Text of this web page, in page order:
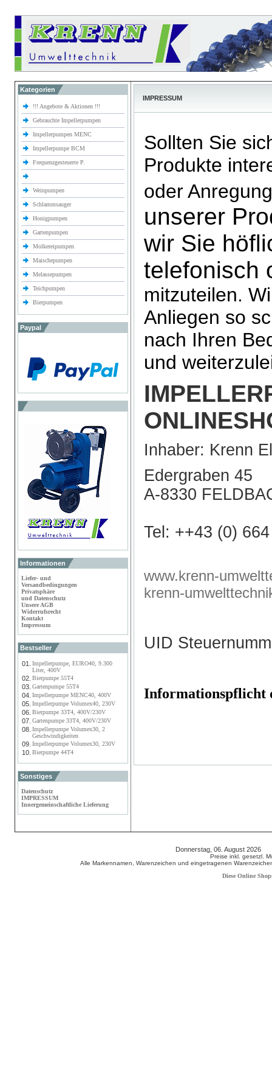
Kategorien
!!! Angebote & Aktionen !!!
Gebrauchte Impellerpumpen
Impellerpumpen MENC
Impellerpumpe BCM
Frequenzgesteuerte P.
Weinpumpen
Schlammsauger
Honigpumpen
Gartenpumpen
Molkereipumpen
Maischepumpen
Melassepumpen
Teichpumpen
Bierpumpen
Paypal
Informationen
Liefer- und
Versandbedingungen
Privatsphäre
und Datenschutz
Unsere AGB
Widerrufsrecht
Kontakt
Impressum
Bestseller
01.
Impellerpumpe, EURO40, 9.300
Liter, 400V
02. Bierpumpe 55T4
03. Gartenpumpe 55T4
04. Impellerpumpe MENC40, 400V
05. Impellerpumpe Volumex40, 230V
06. Bierpumpe 33T4, 400V/230V
07. Gartenpumpe 33T4, 400V/230V
08. Impellerpumpe Volumex30, 2
Geschwindigkeiten
09. Impellerpumpe Volumex30, 230V
10. Bierpumpe 44T4
Sonstiges
Datenschutz
IMPRESSUM
Innergemeinschaftliche Lieferung
IMPRESSUM
Sollten Sie
Produkte
oder
unserer
wir Sie
telefonisch
mitzuteilen.
Anliegen so
nach Ihren
und
Inhaber: Krenn
Edergraben 45
A-8330
Tel: ++43 (0)
www.krenn-
krenn-
UID
Informationspflicht
Donnerstag, 06. August
Preise inkl. gesetzl.
Alle Markennamen, Warenzeichen und eingetragenen
Diese Online